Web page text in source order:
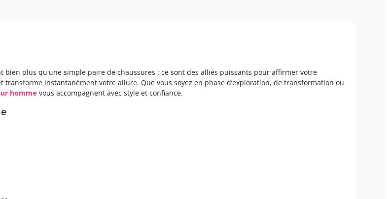
bien plus qu'une simple paire de chaussures : ce sont des alliés puissants pour affirmer votre
instantanément votre allure. Que vous soyez en phase d’exploration, de transformation ou
homme vous accompagnent avec style et confiance.